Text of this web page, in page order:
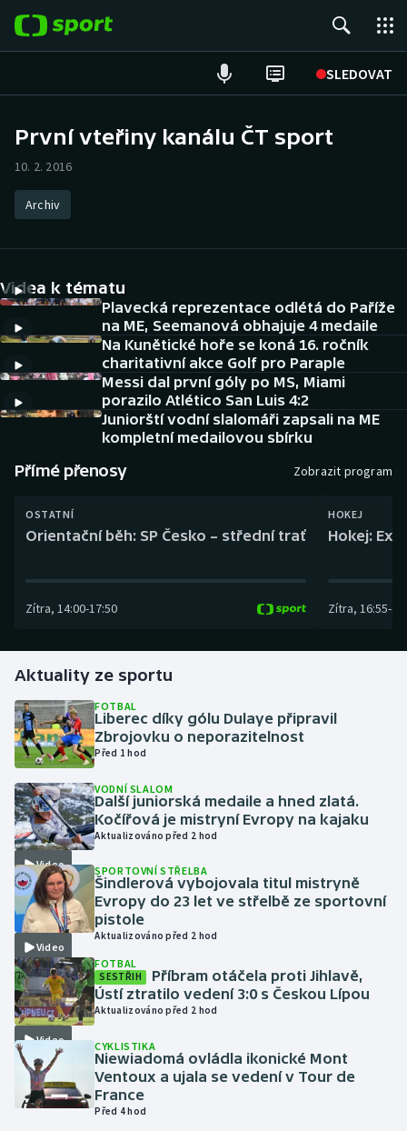
SLEDOVAT
Hokej
Tenis
Atletika
Cyklistika
DALŠÍ SPORTY
Americký fotbal
Baseball a softbal
Basketbal
Biatlon
Dostihy
Florbal
Futsal
Golf
Gymnastika
Házená
Jezdectví
Judo
Krasobruslení
Lezení
Lyže a snowboard
NEPŘEHLÉDNĚTE
Soutěže
Historické návraty
Aplikace ČT sport
První vteřiny kanálu ČT sport
10. 2. 2016
Archiv
Videa k tématu
Plavecká reprezentace odlétá do Paříže
na ME, Seemanová obhajuje 4 medaile
Na Kunětické hoře se koná 16. ročník
charitativní akce Golf pro Paraple
Messi dal první góly po MS, Miami
porazilo Atlético San Luis 4:2
Juniorští vodní slalomáři zapsali na ME
kompletní medailovou sbírku
Přímé přenosy Zobrazit program
OSTATNÍ
Orientační běh: SP Česko – střední trať
Zítra, 14:00-17:50
HOKEJ
Hokej:
Zítra, 16:55-
Aktuality ze sportu
FOTBAL
Liberec díky gólu Dulaye připravil
Zbrojovku o neporazitelnost
Před 1 hod
Video
VODNÍ SLALOM
Další juniorská medaile a hned zlatá.
Kočířová je mistryní Evropy na kajaku
Aktualizováno před 2 hod
Video
SPORTOVNÍ STŘELBA
Šindlerová vybojovala titul mistryně
Evropy do 23 let ve střelbě ze sportovní
pistole
Aktualizováno před 2 hod
Video
FOTBAL
SESTŘIH
Příbram otáčela proti Jihlavě,
Ústí ztratilo vedení 3:0 s Českou Lípou
Aktualizováno před 2 hod
CYKLISTIKA
Niewiadomá ovládla ikonické Mont
Ventoux a ujala se vedení v Tour de
France
Před 4 hod